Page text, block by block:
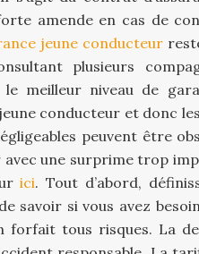
amende en cas de
jeune conducteur
plusieurs
meilleur niveau de
conducteur et donc
peuvent être
une surprime trop
ici. Tout d’abord,
savoir si vous avez
forfait tous risques. La